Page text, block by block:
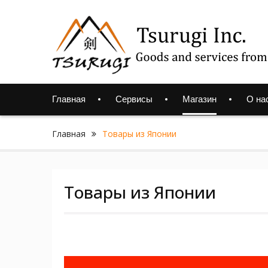
Главная Сервисы Магазин О
Главная Товары из Японии
Товары из Японии